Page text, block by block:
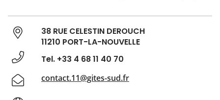
38 RUE CELESTIN DEROUCH
11210 PORT-LA-NOUVELLE
Tel. +33 4 68 11 40 70
contact.11@gites-sud.fr